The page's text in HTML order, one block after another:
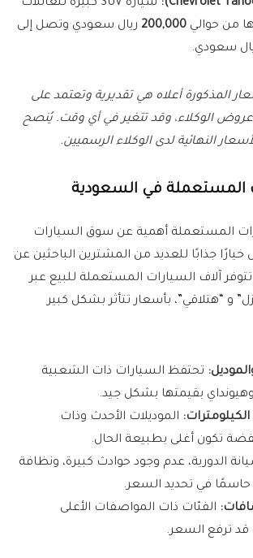
سيارة SUV كبيرة للعائلات
من حوالي 200,000 ريال سعودي وتصل إلى
سعودي.
المذكورة أعلاه هي تقديرية وتعتمد على
عروض الوكلاء، وقد تتغير في أي وقت. يُنصح
النهائية لدى الوكلاء الرسميين.
المستعملة في السعودية
المستعملة أهمية عن سوق السيارات
خيارًا جذابًا للعديد من المشترين الباحثين عن
آلاف السيارات المستعملة للبيع عبر
و “هتلاقي”، بأسعار تتأثر بشكل كبير
تحتفظ السيارات ذات الشعبية
وهيونداي بقيمتها بشكل جيد.
الموديلات الأحدث وذات
تكون أغلى بطبيعة الحال.
الدورية، عدم وجود حوادث كبيرة، ونظافة
حاسمًا في تحديد السعر.
الفئات ذات المواصفات الأعلى
قد ترفع السعر.